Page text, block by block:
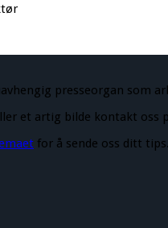
presseorgan som
et artig bilde kontakt oss
for å sende oss ditt tips.